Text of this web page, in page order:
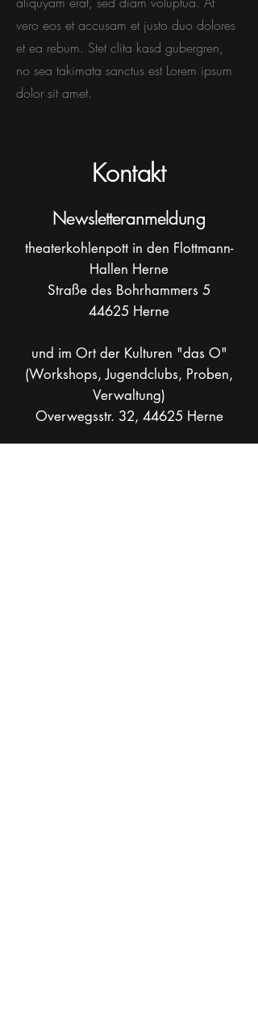
vero eos et accusam et justo duo dolores
et ea rebum. Stet clita kasd gubergren,
no sea takimata sanctus est Lorem ipsum
dolor sit amet.
Kontakt
Newsletteranmeldung
theaterkohlenpott in den Flottmann-
Hallen Herne
Straße des Bohrhammers 5
44625 Herne
und im Ort der Kulturen "das O"
(Workshops, Jugendclubs, Proben,
Verwaltung)
Overwegsstr. 32, 44625 Herne